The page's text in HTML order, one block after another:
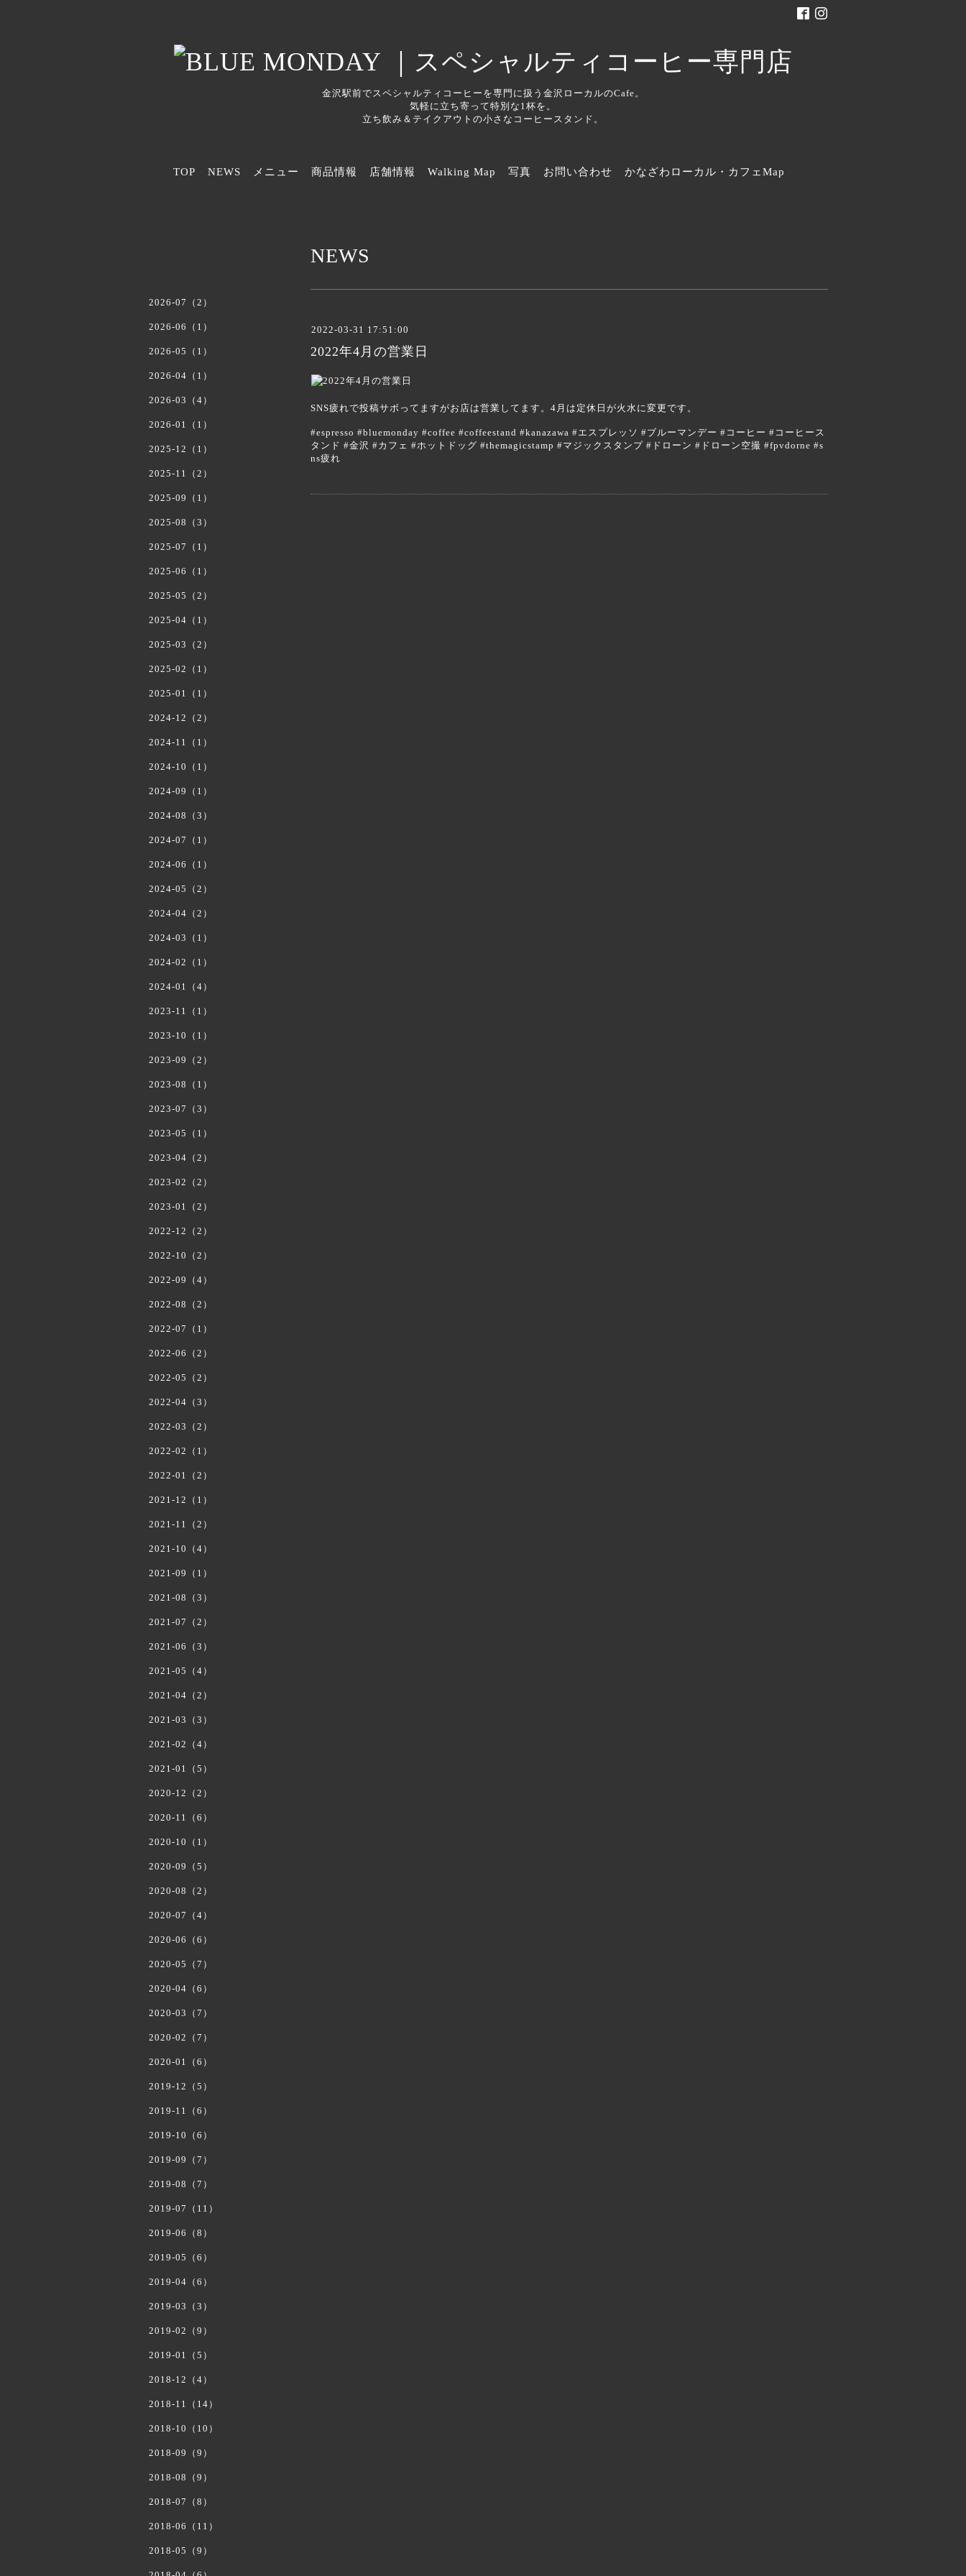
金沢駅前でスペシャルティコーヒーを専門に扱う金沢ローカルのCafe。
気軽に立ち寄って特別な1杯を。
立ち飲み＆テイクアウトの小さなコーヒースタンド。
TOP NEWS メニュー 商品情報 店舗情報 Walking Map 写真 お問い合わせ かなざわローカル・カフェMap
NEWS
2022-03-31 17:51:00
2022年4月の営業日
SNS疲れで投稿サボってますがお店は営業してます。4月は定休日が火水に変更です。
#espresso #bluemonday #coffee #coffeestand #kanazawa #エスプレッソ #ブルーマンデー #コーヒー #コーヒース
タンド #金沢 #カフェ #ホットドッグ #themagicstamp #マジックスタンプ #ドローン #ドローン空撮 #fpvdorne #s
ns疲れ
2026-07（2）
2026-06（1）
2026-05（1）
2026-04（1）
2026-03（4）
2026-01（1）
2025-12（1）
2025-11（2）
2025-09（1）
2025-08（3）
2025-07（1）
2025-06（1）
2025-05（2）
2025-04（1）
2025-03（2）
2025-02（1）
2025-01（1）
2024-12（2）
2024-11（1）
2024-10（1）
2024-09（1）
2024-08（3）
2024-07（1）
2024-06（1）
2024-05（2）
2024-04（2）
2024-03（1）
2024-02（1）
2024-01（4）
2023-11（1）
2023-10（1）
2023-09（2）
2023-08（1）
2023-07（3）
2023-05（1）
2023-04（2）
2023-02（2）
2023-01（2）
2022-12（2）
2022-10（2）
2022-09（4）
2022-08（2）
2022-07（1）
2022-06（2）
2022-05（2）
2022-04（3）
2022-03（2）
2022-02（1）
2022-01（2）
2021-12（1）
2021-11（2）
2021-10（4）
2021-09（1）
2021-08（3）
2021-07（2）
2021-06（3）
2021-05（4）
2021-04（2）
2021-03（3）
2021-02（4）
2021-01（5）
2020-12（2）
2020-11（6）
2020-10（1）
2020-09（5）
2020-08（2）
2020-07（4）
2020-06（6）
2020-05（7）
2020-04（6）
2020-03（7）
2020-02（7）
2020-01（6）
2019-12（5）
2019-11（6）
2019-10（6）
2019-09（7）
2019-08（7）
2019-07（11）
2019-06（8）
2019-05（6）
2019-04（6）
2019-03（3）
2019-02（9）
2019-01（5）
2018-12（4）
2018-11（14）
2018-10（10）
2018-09（9）
2018-08（9）
2018-07（8）
2018-06（11）
2018-05（9）